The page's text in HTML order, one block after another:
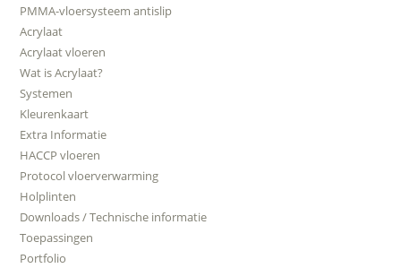
PMMA-vloersysteem antislip
Acrylaat
Acrylaat vloeren
Wat is Acrylaat?
Systemen
Kleurenkaart
Extra Informatie
HACCP vloeren
Protocol vloerverwarming
Holplinten
Downloads / Technische informatie
Toepassingen
Portfolio